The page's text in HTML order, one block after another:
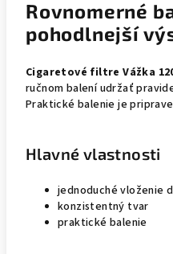
Rovnomerné
pohodlnejší
Cigaretové filtre Vážka
ručnom balení udržať
Praktické balenie je
Hlavné vlastnosti
jednoduché vloženie
konzistentný tvar
praktické balenie